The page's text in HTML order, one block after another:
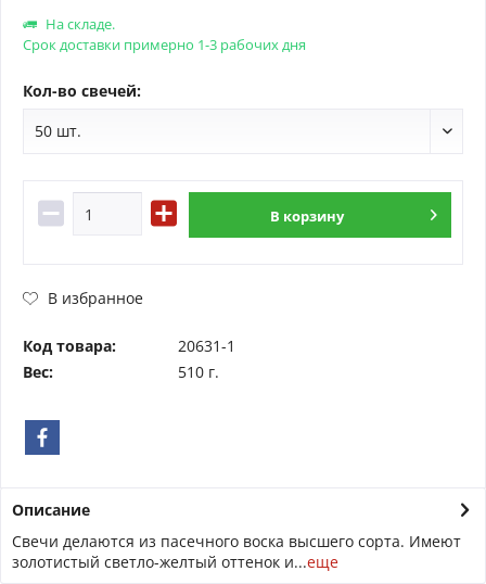
На складе.
Срок доставки примерно 1-3 рабочих дня
Кол-во свечей:
В корзину
В избранное
Код товара:
20631-1
Вес:
510 г.
Описание
Свечи делаются из пасечного воска высшего сорта. Имеют
золотистый светло-желтый оттенок и...еще